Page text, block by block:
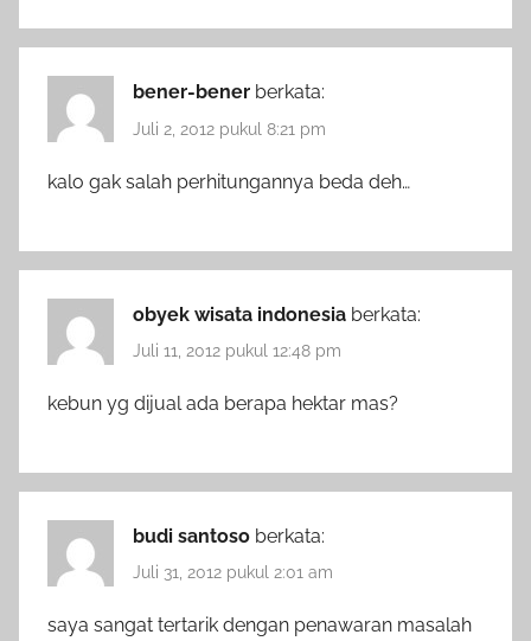
bener-bener berkata:
Juli 2, 2012 pukul 8:21 pm
kalo gak salah perhitungannya beda deh…
obyek wisata indonesia berkata:
Juli 11, 2012 pukul 12:48 pm
kebun yg dijual ada berapa hektar mas?
budi santoso berkata:
Juli 31, 2012 pukul 2:01 am
saya sangat tertarik dengan penawaran masalah